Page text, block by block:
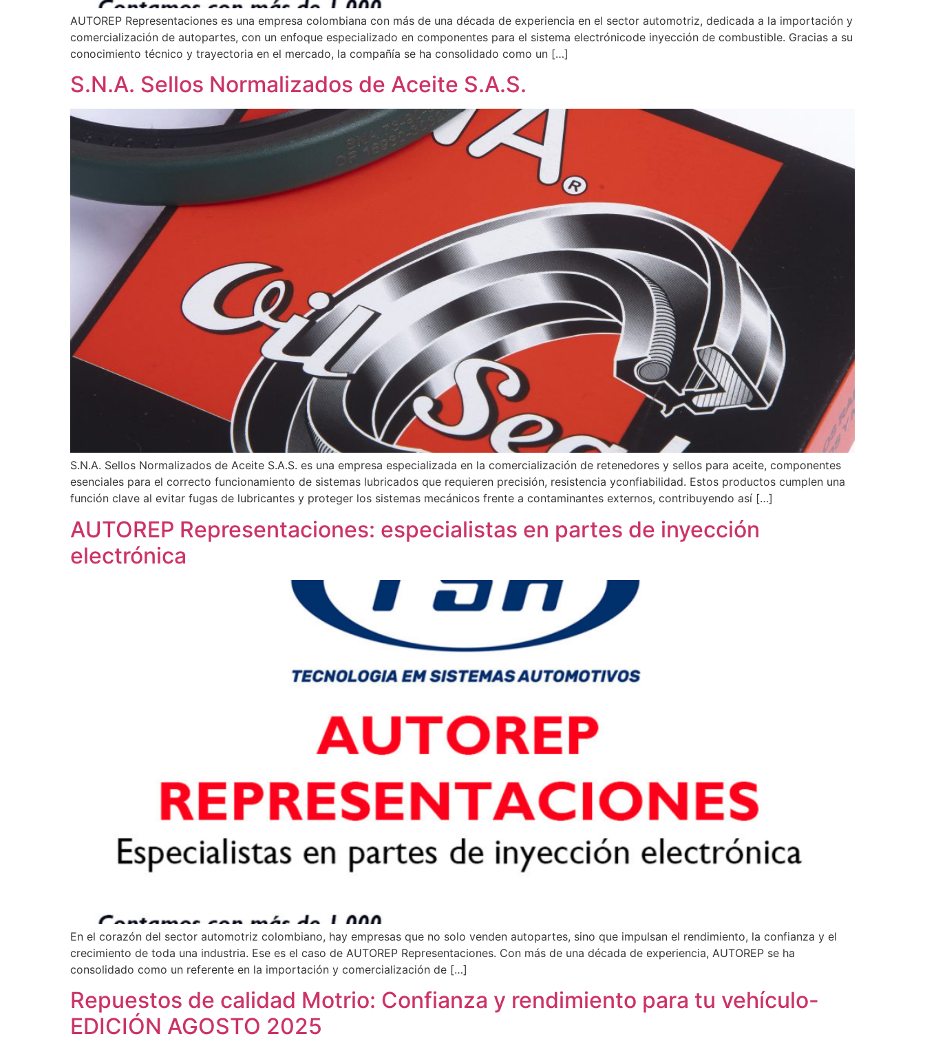
AUTOREP Representaciones es una empresa colombiana con más de una década de experiencia en el sector automotriz, dedicada a la importación y
comercialización de autopartes, con un enfoque especializado en componentes para el sistema electrónicode inyección de combustible. Gracias a su
conocimiento técnico y trayectoria en el mercado, la compañía se ha consolidado como un […]
S.N.A. Sellos Normalizados de Aceite S.A.S.
S.N.A. Sellos Normalizados de Aceite S.A.S. es una empresa especializada en la comercialización de retenedores y sellos para aceite, componentes
esenciales para el correcto funcionamiento de sistemas lubricados que requieren precisión, resistencia yconfiabilidad. Estos productos cumplen una
función clave al evitar fugas de lubricantes y proteger los sistemas mecánicos frente a contaminantes externos, contribuyendo así […]
AUTOREP Representaciones: especialistas en partes de inyección
electrónica
En el corazón del sector automotriz colombiano, hay empresas que no solo venden autopartes, sino que impulsan el rendimiento, la confianza y el
crecimiento de toda una industria. Ese es el caso de AUTOREP Representaciones. Con más de una década de experiencia, AUTOREP se ha
consolidado como un referente en la importación y comercialización de […]
Repuestos de calidad Motrio: Confianza y rendimiento para tu vehículo-
EDICIÓN AGOSTO 2025